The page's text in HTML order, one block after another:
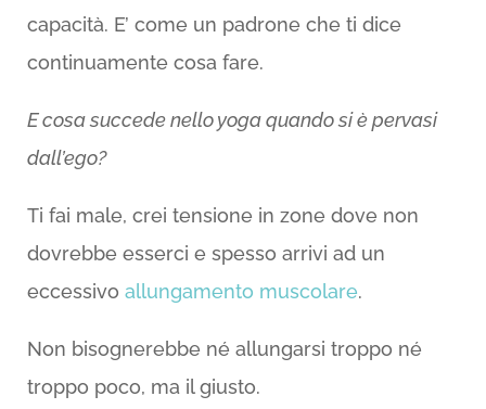
capacità. E’ come un padrone che ti dice
continuamente cosa fare.
E cosa succede nello yoga quando si è pervasi
dall’ego?
Ti fai male, crei tensione in zone dove non
dovrebbe esserci e spesso arrivi ad un
eccessivo allungamento muscolare.
Non bisognerebbe né allungarsi troppo né
troppo poco, ma il giusto.